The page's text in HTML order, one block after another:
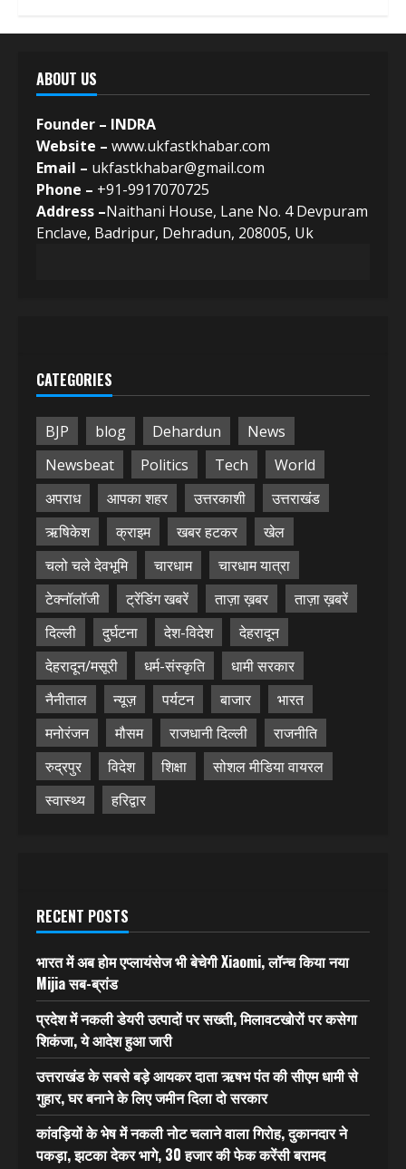
ABOUT US
Founder – INDRA
Website – www.ukfastkhabar.com
Email – ukfastkhabar@gmail.com
Phone – +91-9917070725
Address –Naithani House, Lane No. 4 Devpuram
Enclave, Badripur, Dehradun, 208005, Uk
CATEGORIES
BJP blog Dehardun
News
Newsbeat
Politics Tech
World
अपराध
आपका शहर उत्तरकाशी
उत्तराखंड
ऋषिकेश
क्राइम खबर हटकर
खेल
चलो चले देवभूमि
चारधाम
चारधाम यात्रा
टेक्नॉलॉजी
ट्रेंडिंग खबरें ताज़ा ख़बर
ताज़ा ख़बरें
दिल्ली
दुर्घटना देश-विदेश
देहरादून
देहरादून/मसूरी
धर्म-संस्कृति
धामी सरकार
नैनीताल
न्यूज़ पर्यटन बाजार
भारत
मनोरंजन
मौसम राजधानी दिल्ली
राजनीति
रुद्रपुर
विदेश शिक्षा
सोशल मीडिया वायरल
स्वास्थ्य
हरिद्वार
RECENT POSTS
भारत में अब होम एप्लायंसेज भी बेचेगी Xiaomi, लॉन्च किया नया
Mijia सब-ब्रांड
प्रदेश में नकली डेयरी उत्पादों पर सख्ती, मिलावटखोरों पर कसेगा
शिकंजा, ये आदेश हुआ जारी
उत्तराखंड के सबसे बड़े आयकर दाता ऋषभ पंत की सीएम धामी से
गुहार, घर बनाने के लिए जमीन दिला दो सरकार
कांवड़ियों के भेष में नकली नोट चलाने वाला गिरोह, दुकानदार ने
पकड़ा, झटका देकर भागे, 30 हजार की फेक करेंसी बरामद